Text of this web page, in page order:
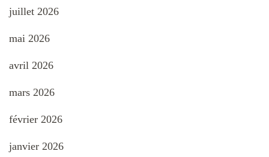
juillet 2026
mai 2026
avril 2026
mars 2026
février 2026
janvier 2026